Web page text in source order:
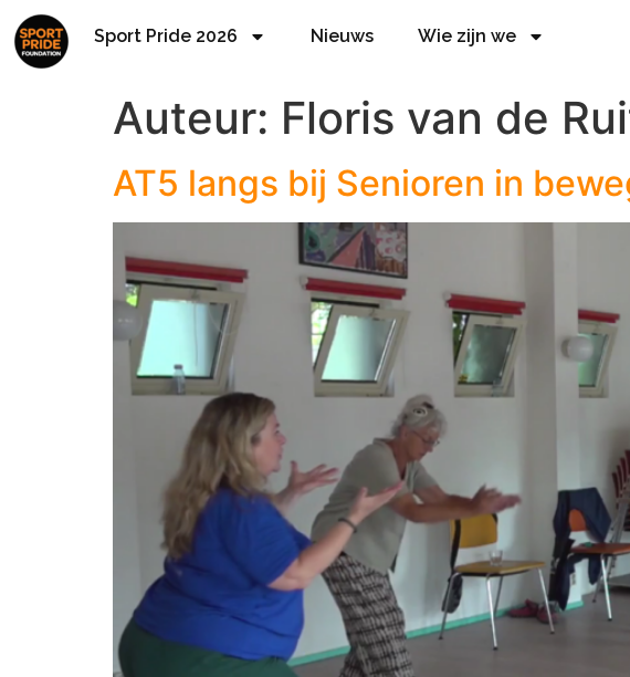
Sport Pride 2026 Nieuws Wie zijn we
Auteur: Floris van de
AT5 langs bij Senioren in